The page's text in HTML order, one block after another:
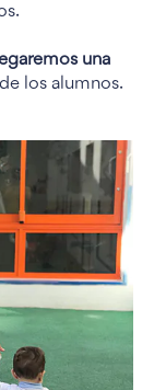
una
los alumnos.